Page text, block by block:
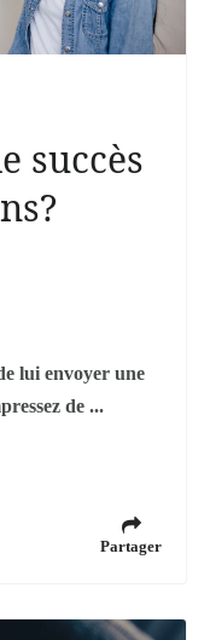
succès
lui envoyer une
de ...
Partager